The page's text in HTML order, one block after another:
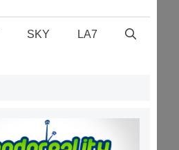
SKY LA7